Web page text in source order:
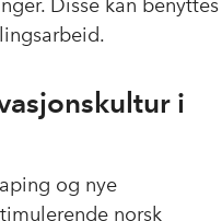
Disse kan benyttes
i
og nye
norsk